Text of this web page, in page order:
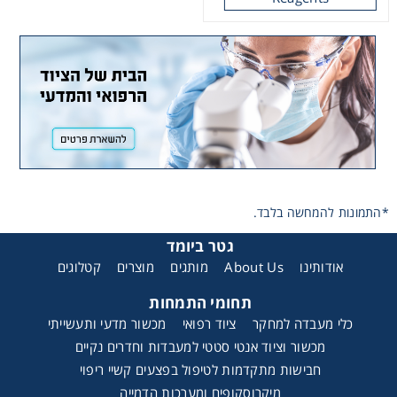
*התמונות להמחשה בלבד.
גטר ביומד
אודותינו About Us מותגים מוצרים קטלוגים
תחומי התמחות
כלי מעבדה למחקר ציוד רפואי
מכשור מדעי ותעשייתי
מכשור וציוד אנטי סטטי למעבדות וחדרים נקיים
חבישות מתקדמות לטיפול בפצעים קשיי ריפוי
מיקרוסקופים ומערכות הדמייה